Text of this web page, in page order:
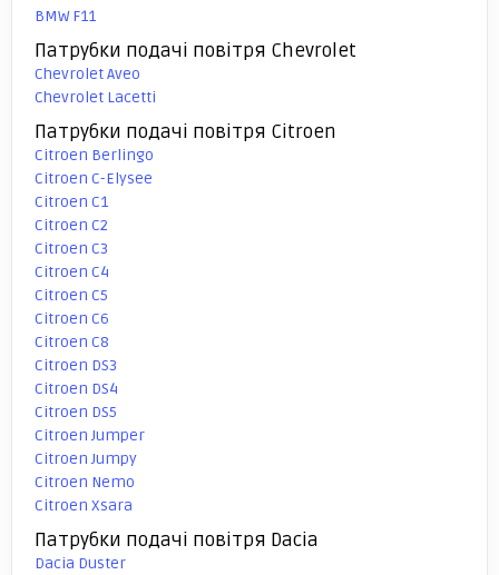
BMW F11
Патрубки подачі повітря Chevrolet
Chevrolet Aveo
Chevrolet Lacetti
Патрубки подачі повітря Citroen
Citroen Berlingo
Citroen C-Elysee
Citroen C1
Citroen C2
Citroen C3
Citroen C4
Citroen C5
Citroen C6
Citroen C8
Citroen DS3
Citroen DS4
Citroen DS5
Citroen Jumper
Citroen Jumpy
Citroen Nemo
Citroen Xsara
Патрубки подачі повітря Dacia
Dacia Duster